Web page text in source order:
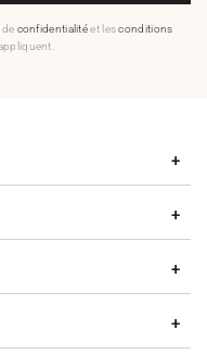
de confidentialitéet lesconditions